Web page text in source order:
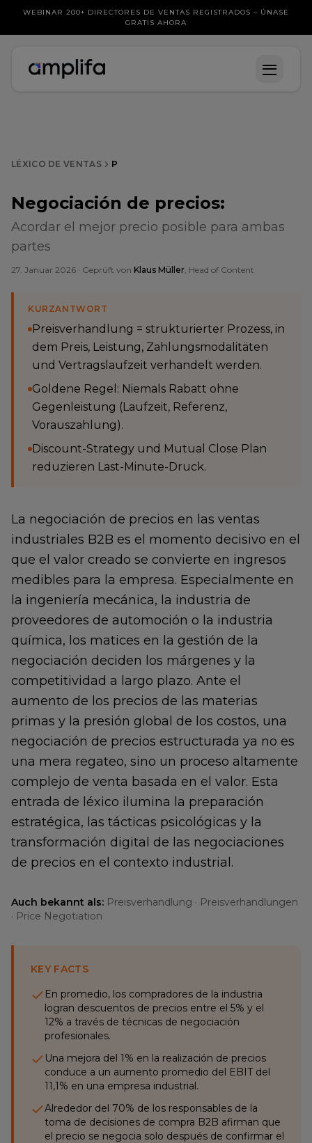
WEBINAR 200+ DIRECTORES DE VENTAS REGISTRADOS – ÚNASE
GRATIS AHORA
LÉXICO DE VENTAS P
Negociación de precios:
Acordar el mejor precio posible para ambas
partes
27. Januar 2026 · Geprüft von Klaus Müller, Head of Content
KURZANTWORT
Preisverhandlung = strukturierter Prozess, in
dem Preis, Leistung, Zahlungsmodalitäten
und Vertragslaufzeit verhandelt werden.
Goldene Regel: Niemals Rabatt ohne
Gegenleistung (Laufzeit, Referenz,
Vorauszahlung).
Discount-Strategy und Mutual Close Plan
reduzieren Last-Minute-Druck.
La negociación de precios en las ventas
industriales B2B es el momento decisivo en el
que el valor creado se convierte en ingresos
medibles para la empresa. Especialmente en
la ingeniería mecánica, la industria de
proveedores de automoción o la industria
química, los matices en la gestión de la
negociación deciden los márgenes y la
competitividad a largo plazo. Ante el
aumento de los precios de las materias
primas y la presión global de los costos, una
negociación de precios estructurada ya no es
una mera regateo, sino un proceso altamente
complejo de venta basada en el valor. Esta
entrada de léxico ilumina la preparación
estratégica, las tácticas psicológicas y la
transformación digital de las negociaciones
de precios en el contexto industrial.
Auch bekannt als: Preisverhandlung · Preisverhandlungen
· Price Negotiation
KEY FACTS
En promedio, los compradores de la industria
logran descuentos de precios entre el 5% y el
12% a través de técnicas de negociación
profesionales.
Una mejora del 1% en la realización de precios
conduce a un aumento promedio del EBIT del
11,1% en una empresa industrial.
Alrededor del 70% de los responsables de la
toma de decisiones de compra B2B afirman que
el precio se negocia solo después de confirmar el